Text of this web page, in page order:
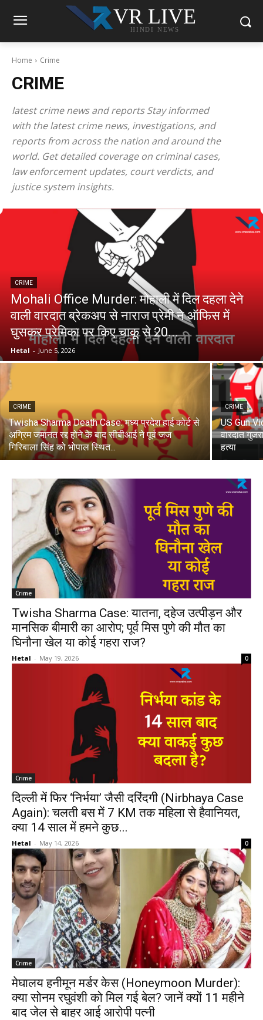
VR LIVE
HINDI NEWS
Home Crime
CRIME
latest crime news and reports Stay informed
with the latest crime news, investigations, and
reports from across the nation and around the
world. Get detailed coverage on criminal cases,
law enforcement updates, court verdicts, and
justice system insights.
CRIME
Mohali Office Murder: मोहाली में दिल दहला देने
वाली वारदात ब्रेकअप से नाराज प्रेमी ने ऑफिस में
घुसकर प्रेमिका पर किए चाकू से 20...
Hetal - June 5, 2026
CRIME
Twisha Sharma Death Case: मध्य प्रदेश हाई कोर्ट से
अग्रिम जमानत रद्द होने के बाद सीबीआई ने पूर्व जज
गिरिबाला सिंह को भोपाल स्थित...
CRIME
US Gun
वारदात
हत्या
Crime
Twisha Sharma Case: यातना, दहेज उत्पीड़न और
मानसिक बीमारी का आरोप; पूर्व मिस पुणे की मौत का
घिनौना खेल या कोई गहरा राज?
Hetal - May 19, 2026 0
Crime
दिल्ली में फिर ‘निर्भया’ जैसी दरिंदगी (Nirbhaya Case
Again): चलती बस में 7 KM तक महिला से हैवानियत,
क्या 14 साल में हमने कुछ...
Hetal - May 14, 2026 0
Crime
मेघालय हनीमून मर्डर केस (Honeymoon Murder):
क्या सोनम रघुवंशी को मिल गई बेल? जानें क्यों 11 महीने
बाद जेल से बाहर आई आरोपी पत्नी